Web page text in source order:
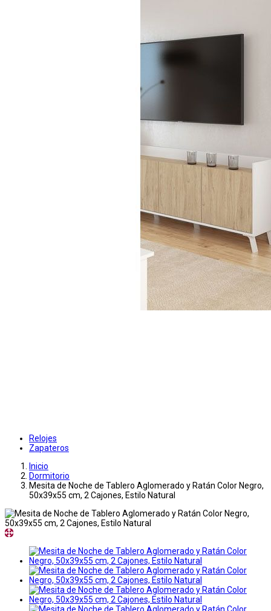
Relojes
Zapateros
Inicio
Dormitorio
Mesita de Noche de Tablero Aglomerado y Ratán Color Negro,
50x39x55 cm, 2 Cajones, Estilo Natural